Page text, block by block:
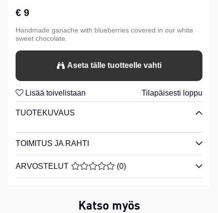
€ 9
Handmade ganache with blueberries covered in our white
sweet chocolate.
Aseta tälle tuotteelle vahti
Lisää toivelistaan Tilapäisesti loppu
TUOTEKUVAUS
TOIMITUS JA RAHTI
ARVOSTELUT KESKIARVOLUOKITUS 0 / 5
(0)
Katso myös